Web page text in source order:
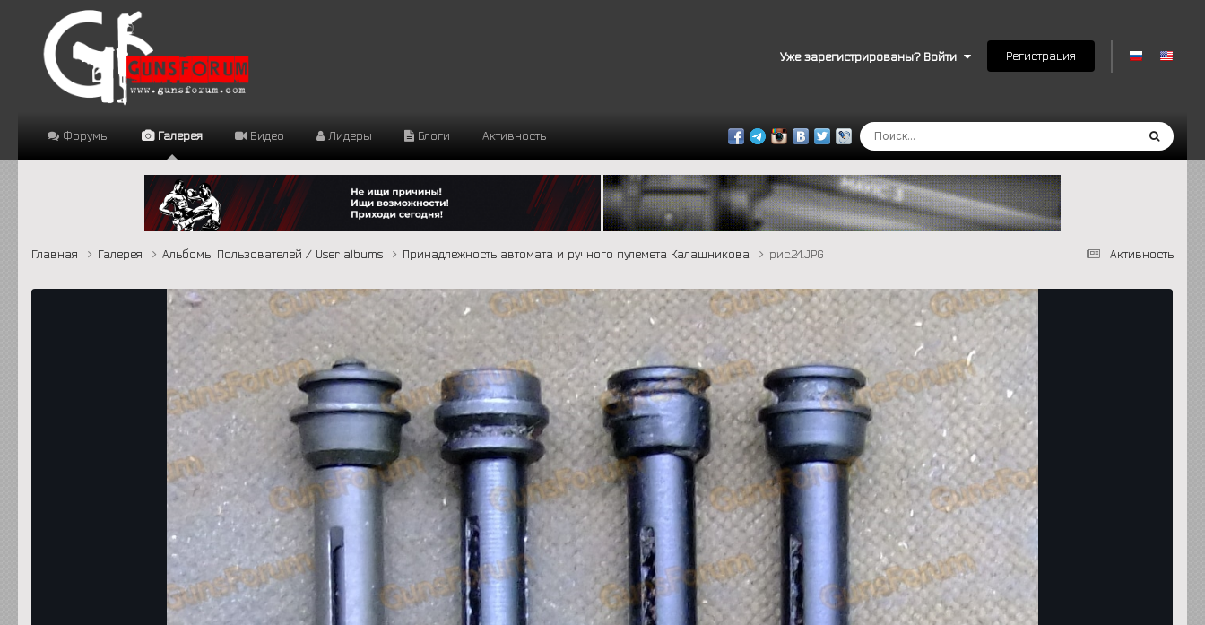
Уже зарегистрированы? Войти Регистрация
Форумы Галерея Видео Лидеры Блоги Активность
Активность
Главная Галерея Альбомы Пользователей / User albums Принадлежность автомата и ручного пулемета Калашникова рис.24.JPG